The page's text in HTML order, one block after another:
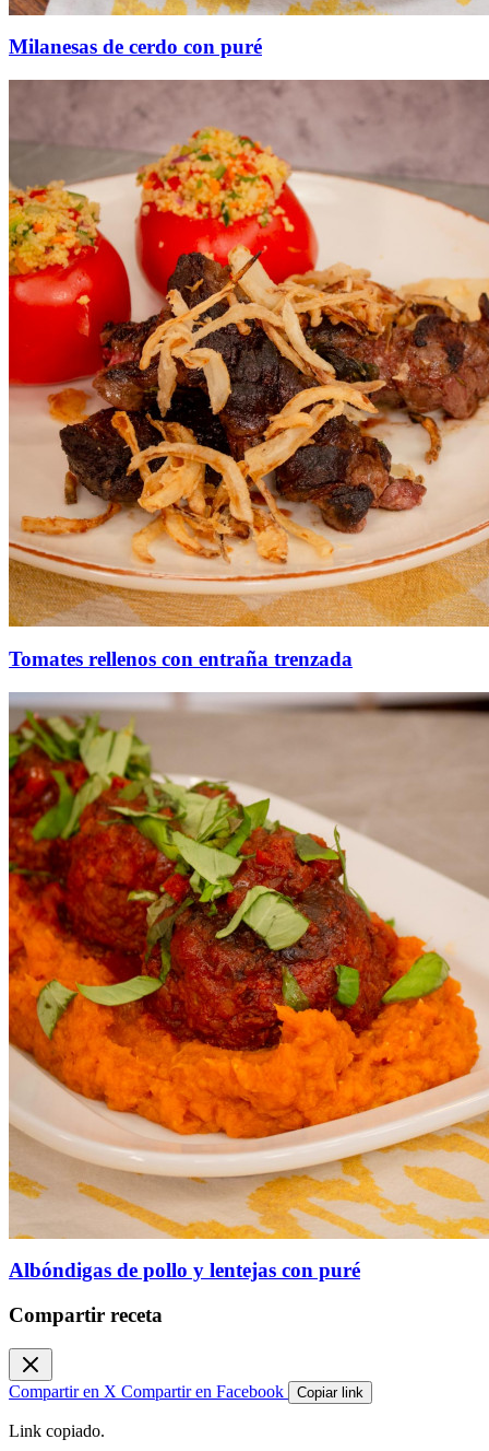
Milanesas de cerdo con puré
Tomates rellenos con entraña trenzada
Albóndigas de pollo y lentejas con puré
Compartir receta
Compartir en X Compartir en Facebook Copiar link
Link copiado.